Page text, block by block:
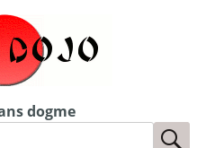
dogme